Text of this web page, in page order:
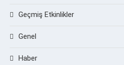
Geçmiş Etkinlikler
Genel
Haber